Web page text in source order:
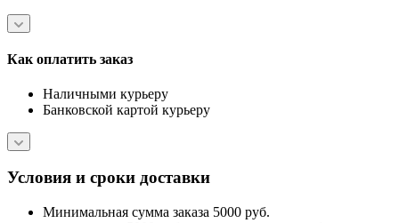
Как оплатить заказ
Наличными курьеру
Банковской картой курьеру
Условия и сроки доставки
Минимальная сумма заказа 5000 руб.